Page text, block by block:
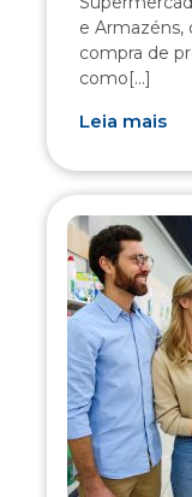
e Armazéns,
compra de
como[...]
Leia mais